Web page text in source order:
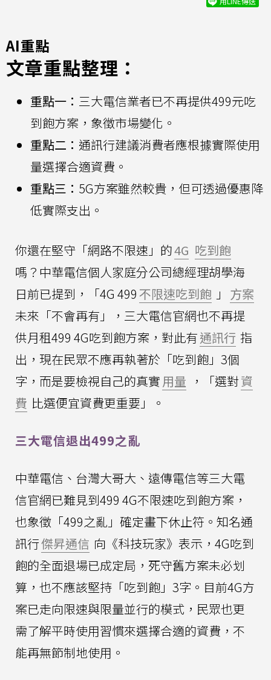
AI重點
文章重點整理：
重點一： 三大電信業者已不再提供499元吃
到飽方案，象徵市場變化。
重點二： 通訊行建議消費者應根據實際使用
量選擇合適資費。
重點三： 5G方案雖然較貴，但可透過優惠降
低實際支出。
你還在堅守「網路不限速」的4G 吃到飽
嗎？中華電信個人家庭分公司總經理胡學海
日前已提到，「4G 499 不限速吃到飽 」 方案
未來「不會再有」，三大電信官網也不再提
供月租499 4G吃到飽方案，對此有通訊行 指
出，現在民眾不應再執著於「吃到飽」3個
字，而是要檢視自己的真實 用量 ，「選對資
費 比選便宜資費更重要」。
三大電信退出499之亂
中華電信、台灣大哥大、遠傳電信等三大電
信官網已難見到499 4G不限速吃到飽方案，
也象徵「499之亂」確定畫下休止符。知名通
訊行傑昇通信 向《科技玩家》表示，4G吃到
飽的全面退場已成定局，死守舊方案未必划
算，也不應該堅持「吃到飽」3字。目前4G方
案已走向限速與限量並行的模式，民眾也更
需了解平時使用習慣來選擇合適的資費，不
能再無節制地使用。